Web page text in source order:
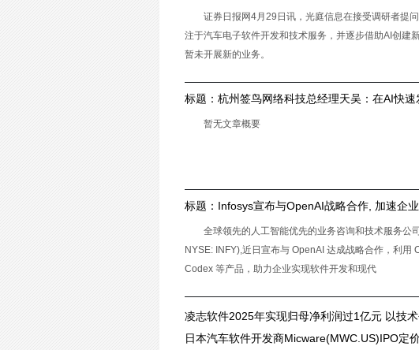
证券日报网4月29日讯，光庭信息在接受调研者提
注于汽车电子软件开发和技术服务，并逐步借助AI创建
暂未开展新的业务。
标题： 杭州签鸟网络科技总经理天吴：在AI快速
暂无文章概要
标题： Infosys宣布与OpenAI战略合作, 加速企业
全球领先的人工智能优先的业务咨询和技术服务公
NYSE: INFY),近日宣布与 OpenAI 达成战略合作，利用
Codex 等产品，助力企业实现软件开发和现代
凌志软件2025年实现归母净利润过1亿元 以技
价值成长
日本汽车软件开发商Micware(MWC.US)IPO定